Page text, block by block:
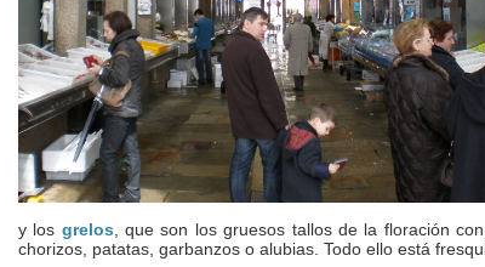
y los grelos , que son los gruesos tallos de la floración
chorizos, patatas, garbanzos o alubias. Todo ello está